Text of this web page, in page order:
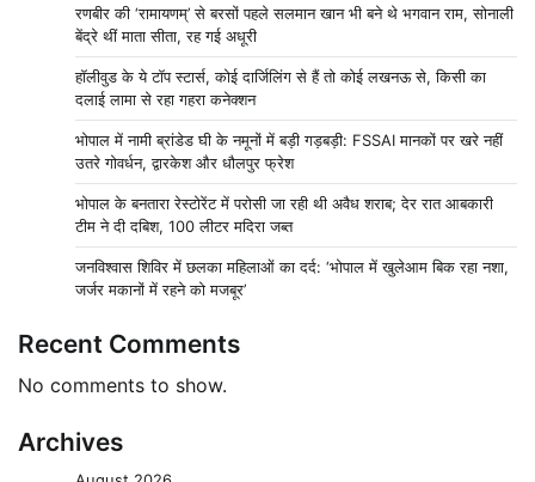
रणबीर की ‘रामायणम्’ से बरसों पहले सलमान खान भी बने थे भगवान राम, सोनाली
बेंद्रे थीं माता सीता, रह गई अधूरी
हॉलीवुड के ये टॉप स्टार्स, कोई दार्जिलिंग से हैं तो कोई लखनऊ से, किसी का
दलाई लामा से रहा गहरा कनेक्शन
भोपाल में नामी ब्रांडेड घी के नमूनों में बड़ी गड़बड़ी: FSSAI मानकों पर खरे नहीं
उतरे गोवर्धन, द्वारकेश और धौलपुर फ्रेश
भोपाल के बनतारा रेस्टोरेंट में परोसी जा रही थी अवैध शराब; देर रात आबकारी
टीम ने दी दबिश, 100 लीटर मदिरा जब्त
जनविश्वास शिविर में छलका महिलाओं का दर्द: ‘भोपाल में खुलेआम बिक रहा नशा,
जर्जर मकानों में रहने को मजबूर’
Recent Comments
No comments to show.
Archives